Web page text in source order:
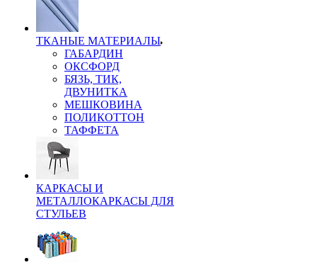
ТКАНЫЕ МАТЕРИАЛЫ
ГАБАРДИН
ОКСФОРД
БЯЗЬ, ТИК,
ДВУНИТКА
МЕШКОВИНА
ПОЛИКОТТОН
ТАФФЕТА
КАРКАСЫ И
МЕТАЛЛОКАРКАСЫ ДЛЯ
СТУЛЬЕВ